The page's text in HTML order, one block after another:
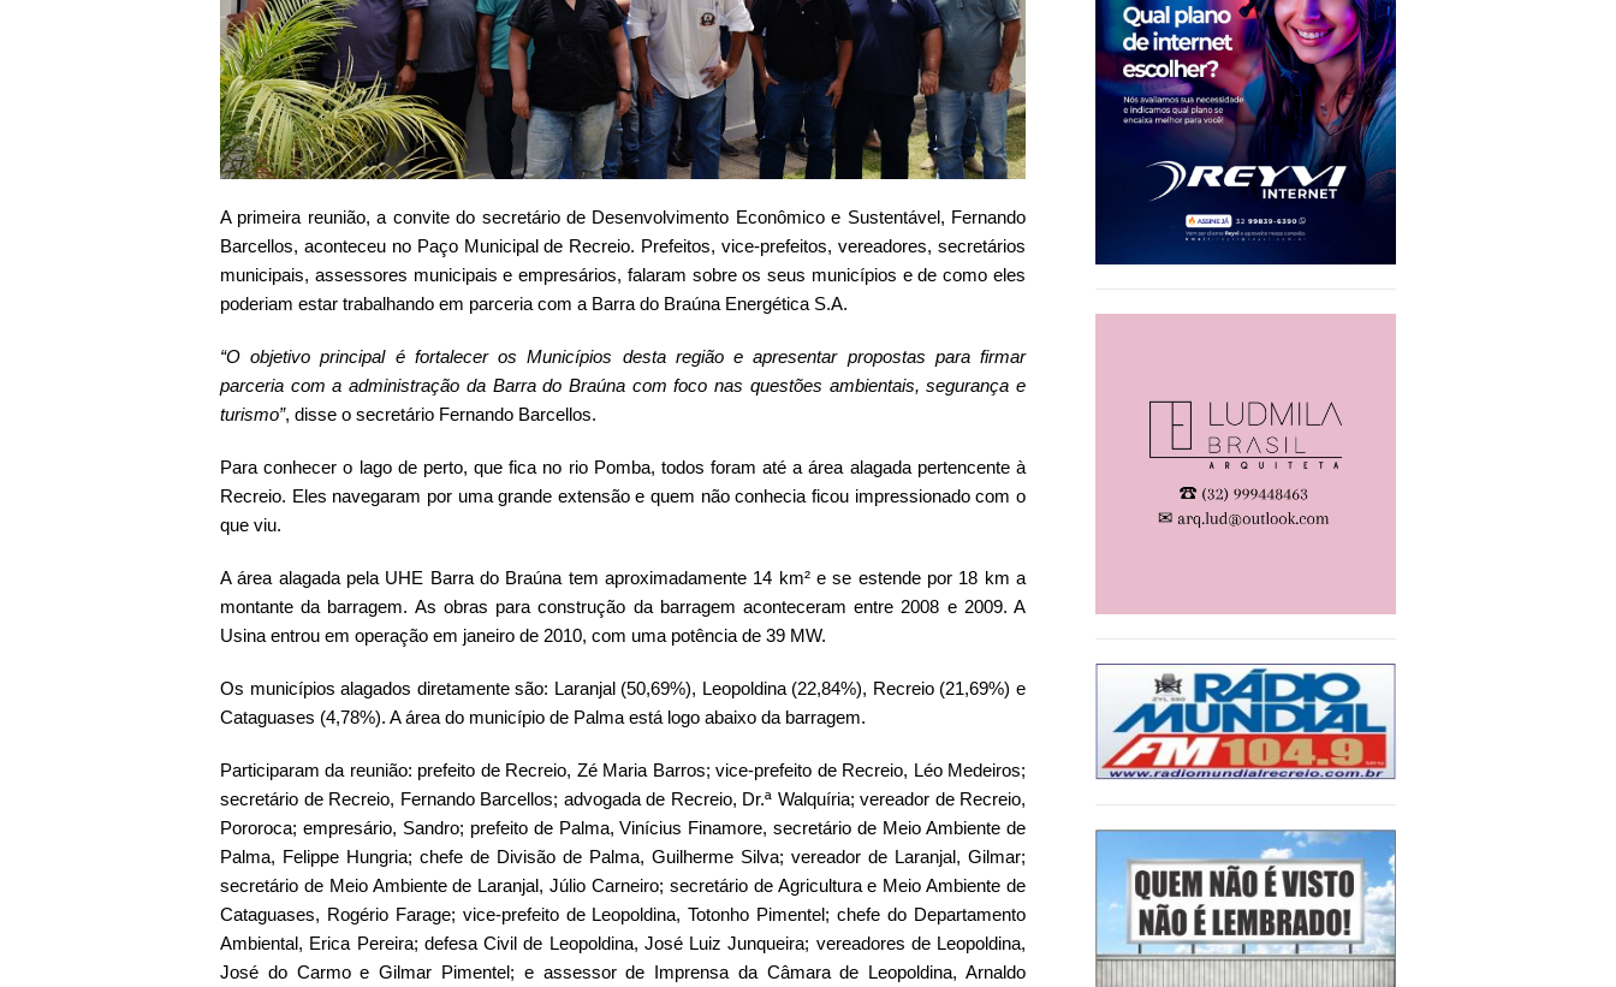
A primeira reunião, a convite do secretário de Desenvolvimento Econômico e Sustentável, Fernando
Barcellos, aconteceu no Paço Municipal de Recreio. Prefeitos, vice-prefeitos, vereadores, secretários
municipais, assessores municipais e empresários, falaram sobre os seus municípios e de como eles
poderiam estar trabalhando em parceria com a Barra do Braúna Energética S.A.
“O objetivo principal é fortalecer os Municípios desta região e apresentar propostas para firmar
parceria com a administração da Barra do Braúna com foco nas questões ambientais, segurança e
turismo”, disse o secretário Fernando Barcellos.
Para conhecer o lago de perto, que fica no rio Pomba, todos foram até a área alagada pertencente à
Recreio. Eles navegaram por uma grande extensão e quem não conhecia ficou impressionado com o
que viu.
A área alagada pela UHE Barra do Braúna tem aproximadamente 14 km² e se estende por 18 km a
montante da barragem. As obras para construção da barragem aconteceram entre 2008 e 2009. A
Usina entrou em operação em janeiro de 2010, com uma potência de 39 MW.
Os municípios alagados diretamente são: Laranjal (50,69%), Leopoldina (22,84%), Recreio (21,69%) e
Cataguases (4,78%). A área do município de Palma está logo abaixo da barragem.
Participaram da reunião: prefeito de Recreio, Zé Maria Barros; vice-prefeito de Recreio, Léo Medeiros;
secretário de Recreio, Fernando Barcellos; advogada de Recreio, Dr.ª Walquíria; vereador de Recreio,
Pororoca; empresário, Sandro; prefeito de Palma, Vinícius Finamore, secretário de Meio Ambiente de
Palma, Felippe Hungria; chefe de Divisão de Palma, Guilherme Silva; vereador de Laranjal, Gilmar;
secretário de Meio Ambiente de Laranjal, Júlio Carneiro; secretário de Agricultura e Meio Ambiente de
Cataguases, Rogério Farage; vice-prefeito de Leopoldina, Totonho Pimentel; chefe do Departamento
Ambiental, Erica Pereira; defesa Civil de Leopoldina, José Luiz Junqueira; vereadores de Leopoldina,
José do Carmo e Gilmar Pimentel; e assessor de Imprensa da Câmara de Leopoldina, Arnaldo